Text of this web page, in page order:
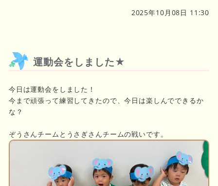
2025年10月08日 11:30
運動会をしました★
今日は運動会をしました！
今まで頑張って練習してきたので、今日は楽しんでできるか
な？
ぞうさんチームとうさぎさんチームの戦いです。